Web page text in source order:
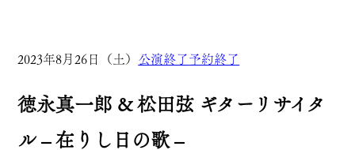
2023年8月26日（土） 公演終了予約終了
徳永真一郎 & 松田弦 ギターリサイタ
ル – 在りし日の歌 –